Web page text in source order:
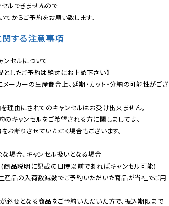
ルできませんので
てからご予約をお願い致します。
する注意事項
としたご予約は絶対にお止め下さい】
ーカーの生産都合上、延期・カット・分納の可能性がござ
を理由にされてのキャンセルはお受け出来ません。
のキャンセルをご希望される方に関しましては、
お断りさせていただく場合もございます。
場合、キャンセル扱いとなる場合
(商品説明に記載の日時以前であればキャンセル可能)
産品の入荷数減数でご予約いただいた商品が当社でご用
必要となる商品をご予約いただいた方で、振込期限まで